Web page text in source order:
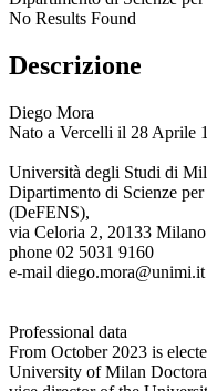
No Results Found
Descrizione
Diego Mora
Nato a Vercelli il 28 Aprile
Università degli Studi di
Dipartimento di Scienze
(DeFENS),
via Celoria 2, 20133 Milano
phone 02 5031 9160
e-mail diego.mora@unimi.it
Professional data
From October 2023 is
University of Milan